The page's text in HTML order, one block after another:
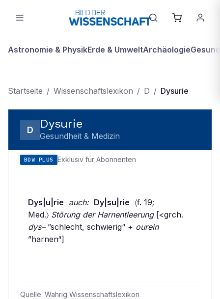
Astronomie & PhysikErde & UmweltArchäologie
Startseite / Wissenschaftslexikon / D / Dysurie
D Dysurie
Gesundheit & Medizin
BDW PLUS Exklusiv für Abonnenten
Dys|u|rie auch: Dy|su|rie 〈f. 19;
Med.〉 Störung der Harnentleerung[<grch.
dys–”schlecht, schwierig“ + ourein
”harnen“]
Quelle: Wahrig Wissenschaftslexikon